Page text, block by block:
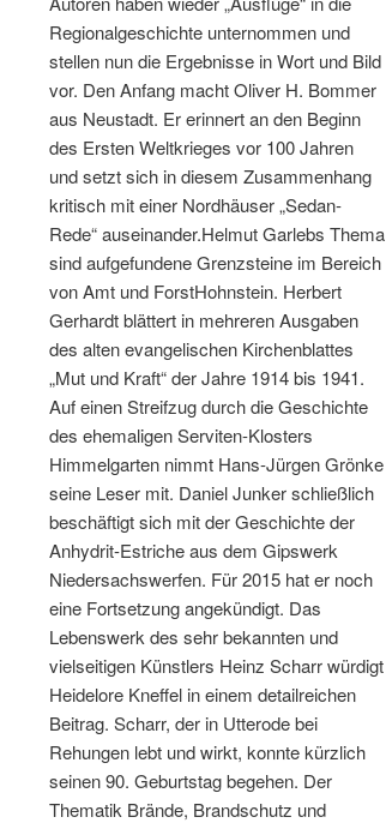
Regionalgeschichte unternommen und
stellen nun die Ergebnisse in Wort und Bild
vor. Den Anfang macht Oliver H. Bommer
aus Neustadt. Er erinnert an den Beginn
des Ersten Weltkrieges vor 100 Jahren
und setzt sich in diesem Zusammenhang
kritisch mit einer Nordhäuser „Sedan-
Rede“ auseinander.Helmut Garlebs Thema
sind aufgefundene Grenzsteine im Bereich
von Amt und ForstHohnstein. Herbert
Gerhardt blättert in mehreren Ausgaben
des alten evangelischen Kirchenblattes
„Mut und Kraft“ der Jahre 1914 bis 1941.
Auf einen Streifzug durch die Geschichte
des ehemaligen Serviten-Klosters
Himmelgarten nimmt Hans-Jürgen Grönke
seine Leser mit. Daniel Junker schließlich
beschäftigt sich mit der Geschichte der
Anhydrit-Estriche aus dem Gipswerk
Niedersachswerfen. Für 2015 hat er noch
eine Fortsetzung angekündigt. Das
Lebenswerk des sehr bekannten und
vielseitigen Künstlers Heinz Scharr würdigt
Heidelore Kneffel in einem detailreichen
Beitrag. Scharr, der in Utterode bei
Rehungen lebt und wirkt, konnte kürzlich
seinen 90. Geburtstag begehen. Der
Thematik Brände, Brandschutz und